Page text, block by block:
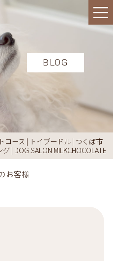
BLOG
コース | トイプードル | つくば市
| DOG SALON MILKCHOCOLATE
お客様